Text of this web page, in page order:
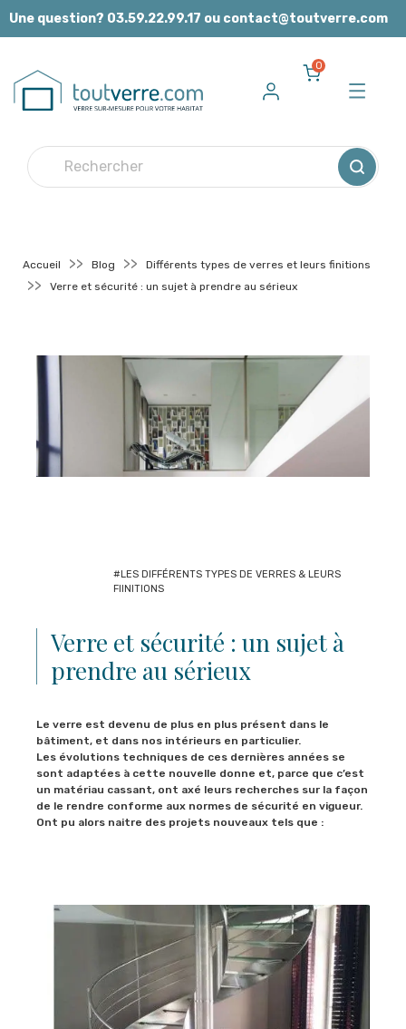
Panneau de gestion des cookies
Une question? 03.59.22.99.17 ou contact@toutverre.com
0
Accueil Blog
Différents types de verres et leurs finitions
Verre et sécurité : un sujet à prendre au sérieux
#LES DIFFÉRENTS TYPES DE VERRES & LEURS
FIINITIONS
Verre et sécurité : un sujet à
prendre au sérieux
Le verre est devenu de plus en plus présent dans le
bâtiment, et dans nos intérieurs en particulier.
Les évolutions techniques de ces dernières années se
sont adaptées à cette nouvelle donne et, parce que c’est
un matériau cassant, ont axé leurs recherches sur la façon
de le rendre conforme aux normes de sécurité en vigueur.
Ont pu alors naitre des projets nouveaux tels que :